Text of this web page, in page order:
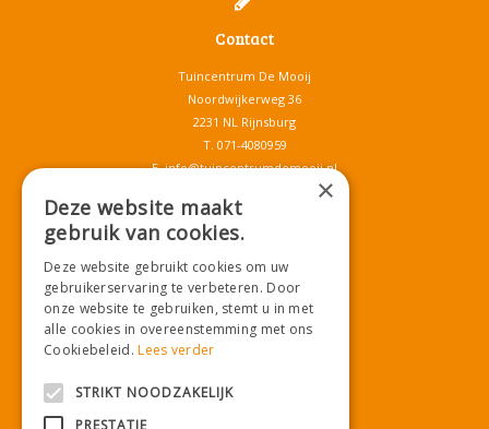
Contact
Tuincentrum De Mooij
Noordwijkerweg 36
2231 NL Rijnsburg
T. 071-4080959
E.info@tuincentrumdemooij.nl
Download onze App!
×
Deze website maakt
gebruik van cookies.
Deze website gebruikt cookies om uw
gebruikerservaring te verbeteren. Door
onze website te gebruiken, stemt u in met
alle cookies in overeenstemming met ons
Cookiebeleid.Lees verder
STRIKT NOODZAKELIJK
PRESTATIE